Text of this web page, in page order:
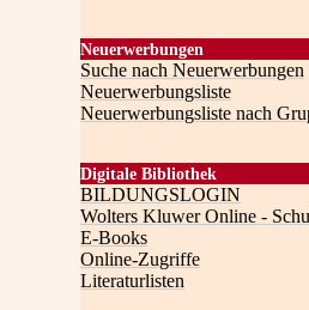
Neuerwerbungen
Suche nach Neuerwerbungen
Neuerwerbungsliste
Neuerwerbungsliste nach
Digitale Bibliothek
BILDUNGSLOGIN
Wolters Kluwer Online -
E-Books
Online-Zugriffe
Literaturlisten